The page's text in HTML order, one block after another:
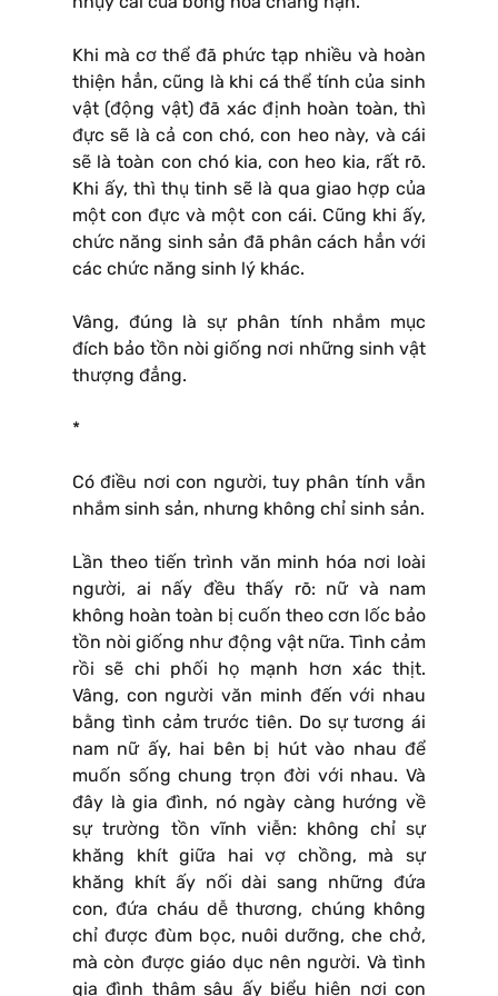
Khi mà cơ thể đã phức tạp nhiều và hoàn
thiện hẳn, cũng là khi cá thể tính của sinh
vật (động vật) đã xác định hoàn toàn, thì
đực sẽ là cả con chó, con heo này, và cái
sẽ là toàn con chó kia, con heo kia, rất rõ.
Khi ấy, thì thụ tinh sẽ là qua giao hợp của
một con đực và một con cái. Cũng khi ấy,
chức năng sinh sản đã phân cách hẳn với
các chức năng sinh lý khác.
Vâng, đúng là sự phân tính nhắm mục
đích bảo tồn nòi giống nơi những sinh vật
thượng đẳng.
*
Có điều nơi con người, tuy phân tính vẫn
nhắm sinh sản, nhưng không chỉ sinh sản.
Lần theo tiến trình văn minh hóa nơi loài
người, ai nấy đều thấy rõ: nữ và nam
không hoàn toàn bị cuốn theo cơn lốc bảo
tồn nòi giống như động vật nữa. Tình cảm
rồi sẽ chi phối họ mạnh hơn xác thịt.
Vâng, con người văn minh đến với nhau
bằng tình cảm trước tiên. Do sự tương ái
nam nữ ấy, hai bên bị hút vào nhau để
muốn sống chung trọn đời với nhau. Và
đây là gia đình, nó ngày càng hướng về
sự trường tồn vĩnh viễn: không chỉ sự
khăng khít giữa hai vợ chồng, mà sự
khăng khít ấy nối dài sang những đứa
con, đứa cháu dễ thương, chúng không
chỉ được đùm bọc, nuôi dưỡng, che chở,
mà còn được giáo dục nên người. Và tình
gia đình thâm sâu ấy biểu hiện nơi con